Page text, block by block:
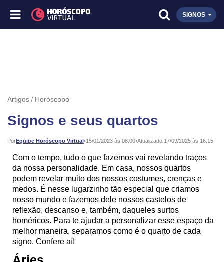
SIGNOS
Artigos Horóscopo
Signos e seus quartos
PorEquipe Horóscopo Virtual•
Publicado: 15/01/2023 às 08:00•Atualizado:17/09/2025 às 16:15
Com o tempo, tudo o que fazemos vai revelando traços
da nossa personalidade. Em casa, nossos quartos
podem revelar muito dos nossos costumes, crenças e
medos. É nesse lugarzinho tão especial que criamos
nosso mundo e fazemos dele nossos castelos de
reflexão, descanso e, também, daqueles surtos
homéricos. Para te ajudar a personalizar esse espaço da
melhor maneira, separamos como é o quarto de cada
signo. Confere aí!